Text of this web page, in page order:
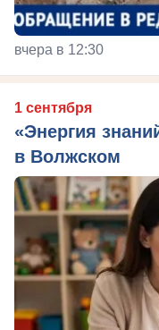
вчера в 12:30
1 сентября
«Энергия
в Волжском